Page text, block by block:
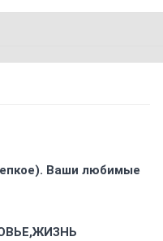
Ваши любимые